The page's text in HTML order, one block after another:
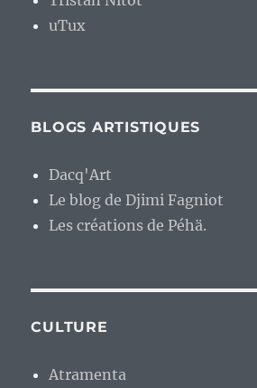
uTux
BLOGS ARTISTIQUES
Dacq'Art
Le blog de Djimi Fagniot
Les créations de Péhä.
CULTURE
Atramenta